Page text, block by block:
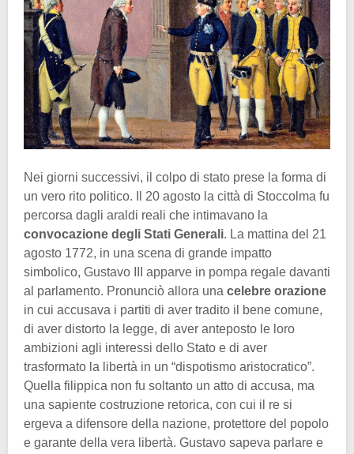
Nei giorni successivi, il colpo di stato prese la forma di
un vero rito politico. Il 20 agosto la città di Stoccolma fu
percorsa dagli araldi reali che intimavano la
convocazione degli Stati Generali. La mattina del 21
agosto 1772, in una scena di grande impatto
simbolico, Gustavo III apparve in pompa regale davanti
al parlamento. Pronunciò allora una celebre orazione
in cui accusava i partiti di aver tradito il bene comune,
di aver distorto la legge, di aver anteposto le loro
ambizioni agli interessi dello Stato e di aver
trasformato la libertà in un “dispotismo aristocratico”.
Quella filippica non fu soltanto un atto di accusa, ma
una sapiente costruzione retorica, con cui il re si
ergeva a difensore della nazione, protettore del popolo
e garante della vera libertà. Gustavo sapeva parlare e